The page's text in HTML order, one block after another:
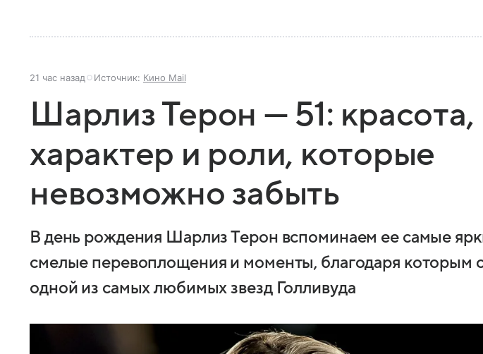
21 час назад Источник: Кино Mail
Шарлиз Терон — 51: красота,
характер и роли, которые
невозможно забыть
В день рождения Шарлиз Терон вспоминаем ее самые
смелые перевоплощения и моменты, благодаря которым
одной из самых любимых звезд Голливуда